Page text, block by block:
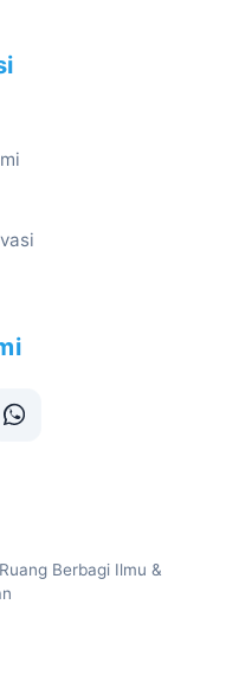
Berbagi Ilmu &